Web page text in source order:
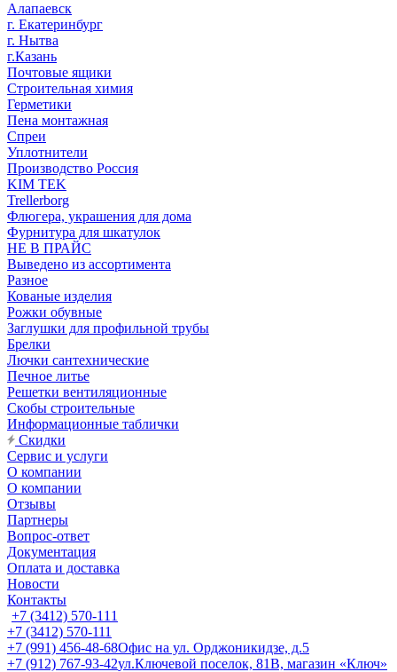
Алапаевск
г. Екатеринбург
г. Нытва
г.Казань
Почтовые ящики
Строительная химия
Герметики
Пена монтажная
Спреи
Уплотнители
Производство Россия
KIM TEK
Trellerborg
Флюгера, украшения для дома
Фурнитура для шкатулок
НЕ В ПРАЙС
Выведено из ассортимента
Разное
Кованые изделия
Рожки обувные
Заглушки для профильной трубы
Брелки
Лючки сантехнические
Печное литье
Решетки вентиляционные
Скобы строительные
Информационные таблички
Скидки
Сервис и услуги
О компании
О компании
Отзывы
Партнеры
Вопрос-ответ
Документация
Оплата и доставка
Новости
Контакты
+7 (3412) 570-111
+7 (3412) 570-111
+7 (991) 456-48-68Офис на ул. Орджоникидзе, д.5
+7 (912) 767-93-42ул.Ключевой поселок, 81В, магазин «Ключ»